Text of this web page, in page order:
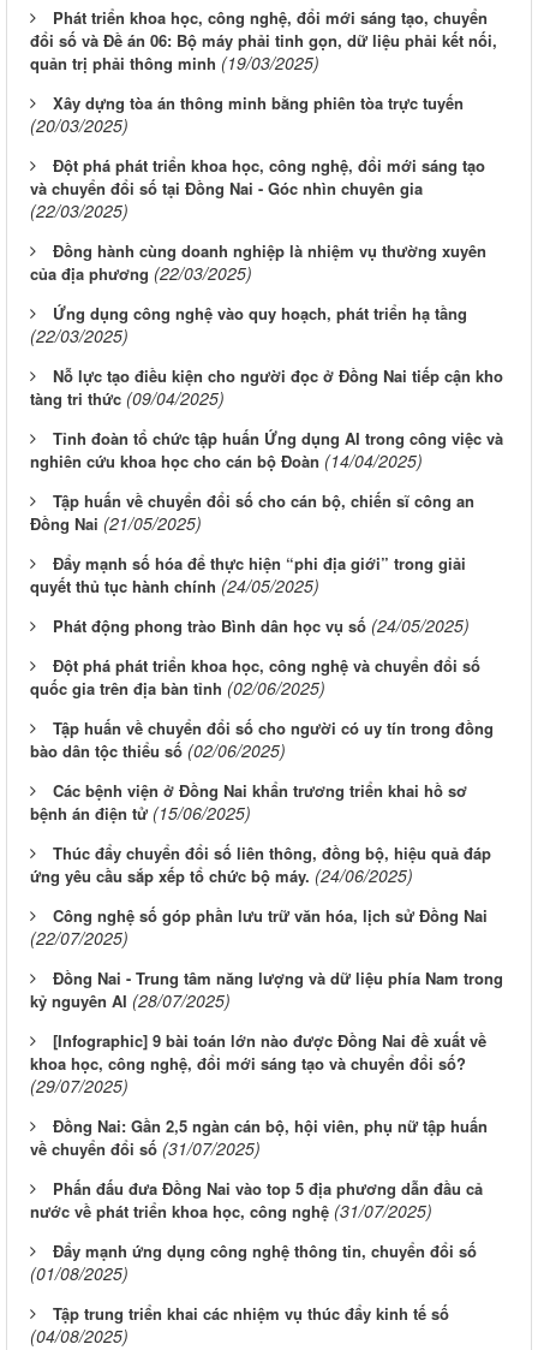
Phát triển khoa học, công nghệ, đổi mới sáng tạo, chuyển
đổi số và Đề án 06: Bộ máy phải tinh gọn, dữ liệu phải kết nối,
quản trị phải thông minh (19/03/2025)
Xây dựng tòa án thông minh bằng phiên tòa trực tuyến
(20/03/2025)
Đột phá phát triển khoa học, công nghệ, đổi mới sáng tạo
và chuyển đổi số tại Đồng Nai - Góc nhìn chuyên gia
(22/03/2025)
Đồng hành cùng doanh nghiệp là nhiệm vụ thường xuyên
của địa phương (22/03/2025)
Ứng dụng công nghệ vào quy hoạch, phát triển hạ tầng
(22/03/2025)
Nỗ lực tạo điều kiện cho người đọc ở Đồng Nai tiếp cận kho
tàng tri thức (09/04/2025)
Tỉnh đoàn tổ chức tập huấn Ứng dụng AI trong công việc và
nghiên cứu khoa học cho cán bộ Đoàn (14/04/2025)
Tập huấn về chuyển đổi số cho cán bộ, chiến sĩ công an
Đồng Nai (21/05/2025)
Đẩy mạnh số hóa để thực hiện “phi địa giới” trong giải
quyết thủ tục hành chính (24/05/2025)
Phát động phong trào Bình dân học vụ số (24/05/2025)
Đột phá phát triển khoa học, công nghệ và chuyển đổi số
quốc gia trên địa bàn tỉnh (02/06/2025)
Tập huấn về chuyển đổi số cho người có uy tín trong đồng
bào dân tộc thiểu số (02/06/2025)
Các bệnh viện ở Đồng Nai khẩn trương triển khai hồ sơ
bệnh án điện tử (15/06/2025)
Thúc đẩy chuyển đổi số liên thông, đồng bộ, hiệu quả đáp
ứng yêu cầu sắp xếp tổ chức bộ máy. (24/06/2025)
Công nghệ số góp phần lưu trữ văn hóa, lịch sử Đồng Nai
(22/07/2025)
Đồng Nai - Trung tâm năng lượng và dữ liệu phía Nam trong
kỷ nguyên AI (28/07/2025)
[Infographic] 9 bài toán lớn nào được Đồng Nai đề xuất về
khoa học, công nghệ, đổi mới sáng tạo và chuyển đổi số?
(29/07/2025)
Đồng Nai: Gần 2,5 ngàn cán bộ, hội viên, phụ nữ tập huấn
về chuyển đổi số (31/07/2025)
Phấn đấu đưa Đồng Nai vào top 5 địa phương dẫn đầu cả
nước về phát triển khoa học, công nghệ (31/07/2025)
Đẩy mạnh ứng dụng công nghệ thông tin, chuyển đổi số
(01/08/2025)
Tập trung triển khai các nhiệm vụ thúc đẩy kinh tế số
(04/08/2025)